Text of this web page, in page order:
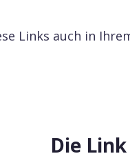
Positions-
Überwachen
Links auch in
Die